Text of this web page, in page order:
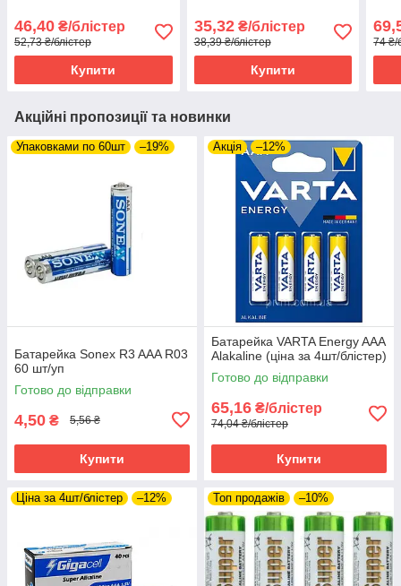
46,40 ₴/блістер
52,73 ₴/блістер
Купити
35,32₴/блістер
38,39 ₴/блістер
Купити
74 ₴/
Акційні пропозиції та новинки
Упаковками по 60шт –19%
Батарейка Sonex R3 AAA R03
60 шт/уп
Готово до відправки
4,50 ₴ 5,56 ₴
Купити
Акція –12%
Батарейка VARTA Energy AAA
Alakaline (ціна за 4шт/блістер)
Готово до відправки
65,16 ₴/блістер
74,04 ₴/блістер
Купити
Ціна за 4шт/блістер –12% Топ продажів –10%